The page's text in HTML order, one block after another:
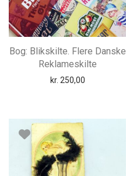
Bog: Blikskilte. Flere Danske
Reklameskilte
kr. 250,00